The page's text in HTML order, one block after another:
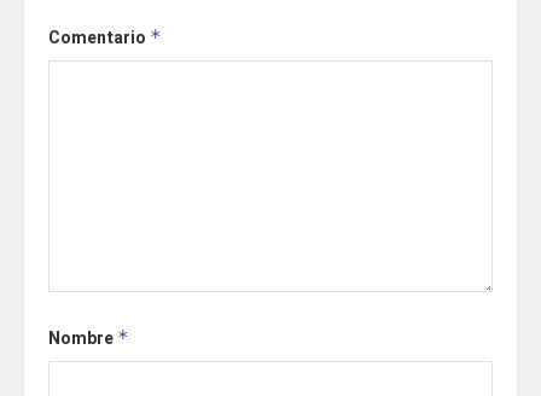
Comentario *
Nombre *